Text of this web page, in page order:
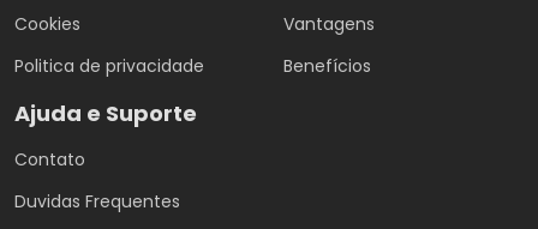
Cookies
Politica de privacidade
Vantagens
Benefícios
Ajuda e Suporte
Contato
Duvidas Frequentes